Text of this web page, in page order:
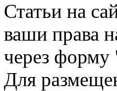
Статьи на
ваши права
через
Для